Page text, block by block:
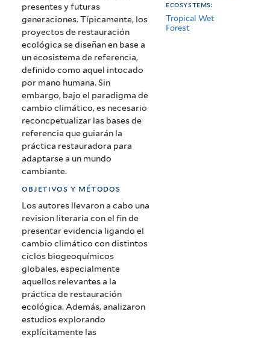
presentes y futuras
generaciones. Típicamente, los
proyectos de restauración
ecológica se diseñan en base a
un ecosistema de referencia,
definido como aquel intocado
por mano humana. Sin
embargo, bajo el paradigma de
cambio climático, es necesario
reconcpetualizar las bases de
referencia que guiarán la
práctica restauradora para
adaptarse a un mundo
cambiante.
objetivos y métodos
Los autores llevaron a cabo una
revision literaria con el fin de
presentar evidencia ligando el
cambio climático con distintos
ciclos biogeoquímicos
globales, especialmente
aquellos relevantes a la
práctica de restauración
ecológica. Además, analizaron
estudios explorando
explícitamente las
ecosystems:
Tropical Wet
Forest